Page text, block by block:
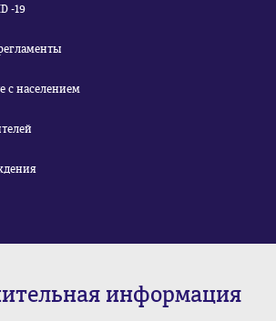
-19
с населением
информация